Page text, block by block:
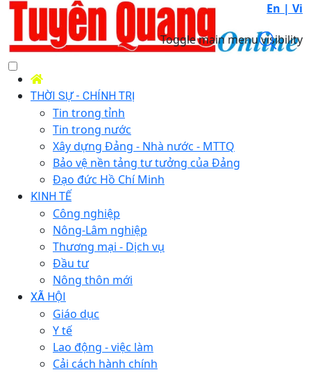
En | Vi
Toggle main menu visibility
THỜI SỰ - CHÍNH TRỊ
Tin trong tỉnh
Tin trong nước
Xây dựng Đảng - Nhà nước - MTTQ
Bảo vệ nền tảng tư tưởng của Đảng
Đạo đức Hồ Chí Minh
KINH TẾ
Công nghiệp
Nông-Lâm nghiệp
Thương mại - Dịch vụ
Đầu tư
Nông thôn mới
XÃ HỘI
Giáo dục
Y tế
Lao động - việc làm
Cải cách hành chính